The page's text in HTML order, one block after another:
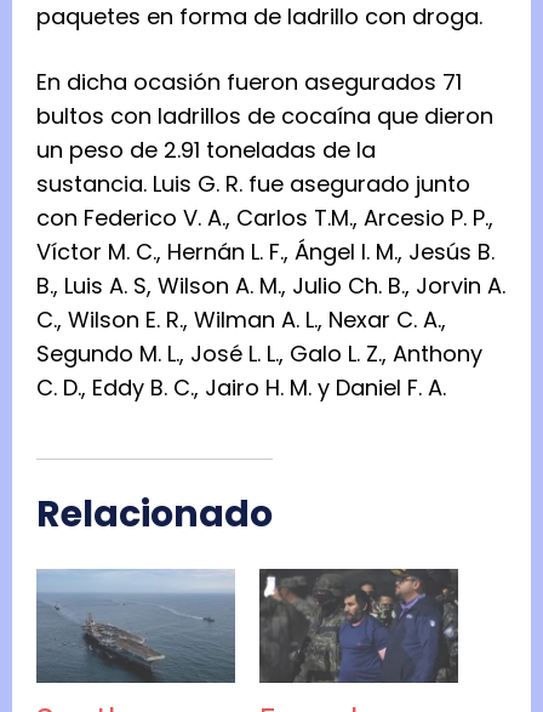
paquetes en forma de ladrillo con droga.
En dicha ocasión fueron asegurados 71
bultos con ladrillos de cocaína que dieron
un peso de 2.91 toneladas de la
sustancia. Luis G. R. fue asegurado junto
con Federico V. A., Carlos T.M., Arcesio P. P.,
Víctor M. C., Hernán L. F., Ángel I. M., Jesús B.
B., Luis A. S, Wilson A. M., Julio Ch. B., Jorvin A.
C., Wilson E. R., Wilman A. L., Nexar C. A.,
Segundo M. L., José L. L., Galo L. Z., Anthony
C. D., Eddy B. C., Jairo H. M. y Daniel F. A.
Relacionado